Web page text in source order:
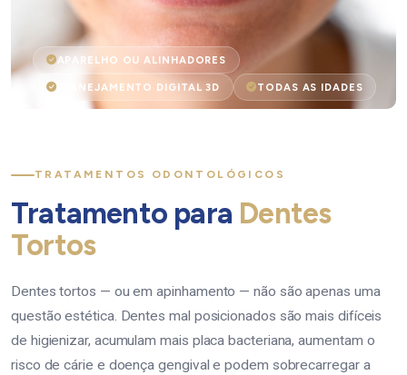
APARELHO OU ALINHADORES
PLANEJAMENTO DIGITAL 3D TODAS AS IDADES
TRATAMENTOS ODONTOLÓGICOS
Tratamento para Dentes
Tortos
Dentes tortos — ou em apinhamento — não são apenas uma
questão estética. Dentes mal posicionados são mais difíceis
de higienizar, acumulam mais placa bacteriana, aumentam o
risco de cárie e doença gengival e podem sobrecarregar a